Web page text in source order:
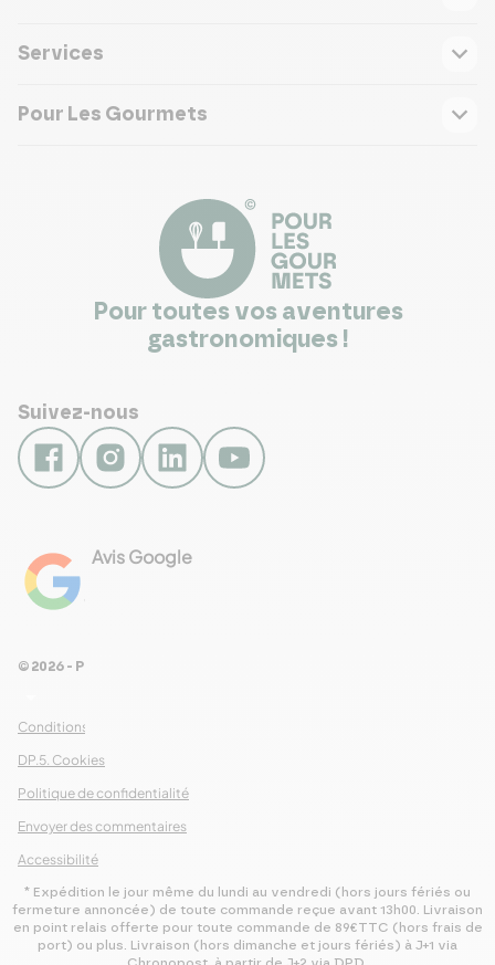
Services
Pour Les Gourmets
Pour toutes vos aventures
gastronomiques !
Suivez-nous
Avis Google
Conditions Générales de Ventes
DP.5. Cookies
Politique de confidentialité
Envoyer des commentaires
Accessibilité
© 2026 - Pour Les Gourmets
* Expédition le jour même du lundi au vendredi (hors jours fériés ou
fermeture annoncée) de toute commande reçue avant 13h00. Livraison
en point relais offerte pour toute commande de 89€TTC (hors frais de
port) ou plus. Livraison (hors dimanche et jours fériés) à J+1 via